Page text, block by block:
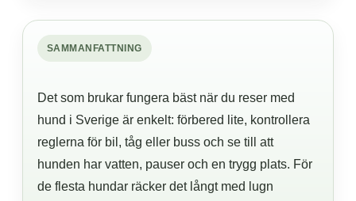
SAMMANFATTNING
Det som brukar fungera bäst när du reser med
hund i Sverige är enkelt: förbered lite, kontrollera
reglerna för bil, tåg eller buss och se till att
hunden har vatten, pauser och en trygg plats. För
de flesta hundar räcker det långt med lugn